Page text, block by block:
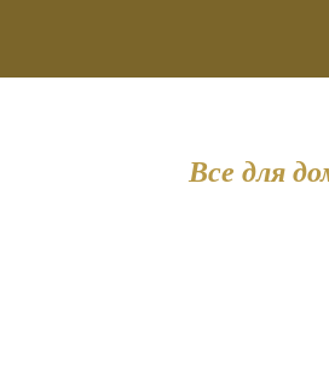
Все для